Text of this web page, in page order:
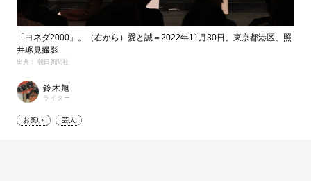
「ヨネダ2000」。（右から）愛と誠＝2022年11月30日、東京都港区、照
井琢見撮影
出典： 朝日新聞社
鈴木旭
ライター
お笑い 芸人